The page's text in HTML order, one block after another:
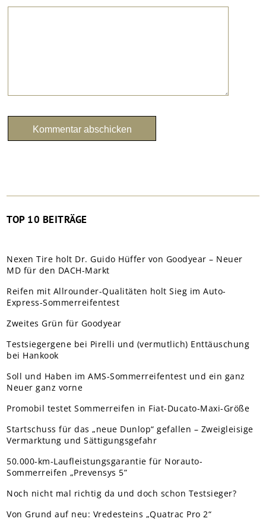
TOP 10 BEITRÄGE
Nexen Tire holt Dr. Guido Hüffer von Goodyear – Neuer
MD für den DACH-Markt
Reifen mit Allrounder-Qualitäten holt Sieg im Auto-
Express-Sommerreifentest
Zweites Grün für Goodyear
Testsiegergene bei Pirelli und (vermutlich) Enttäuschung
bei Hankook
Soll und Haben im AMS-Sommerreifentest und ein ganz
Neuer ganz vorne
Promobil testet Sommerreifen in Fiat-Ducato-Maxi-Größe
Startschuss für das „neue Dunlop“ gefallen – Zweigleisige
Vermarktung und Sättigungsgefahr
50.000-km-Laufleistungsgarantie für Norauto-
Sommerreifen „Prevensys 5”
Noch nicht mal richtig da und doch schon Testsieger?
Von Grund auf neu: Vredesteins „Quatrac Pro 2“